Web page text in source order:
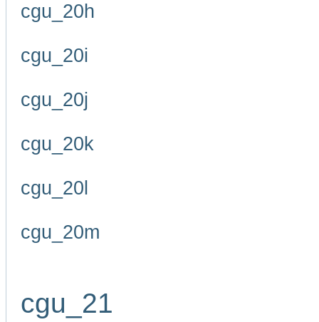
cgu_20h
cgu_20i
cgu_20j
cgu_20k
cgu_20l
cgu_20m
cgu_21